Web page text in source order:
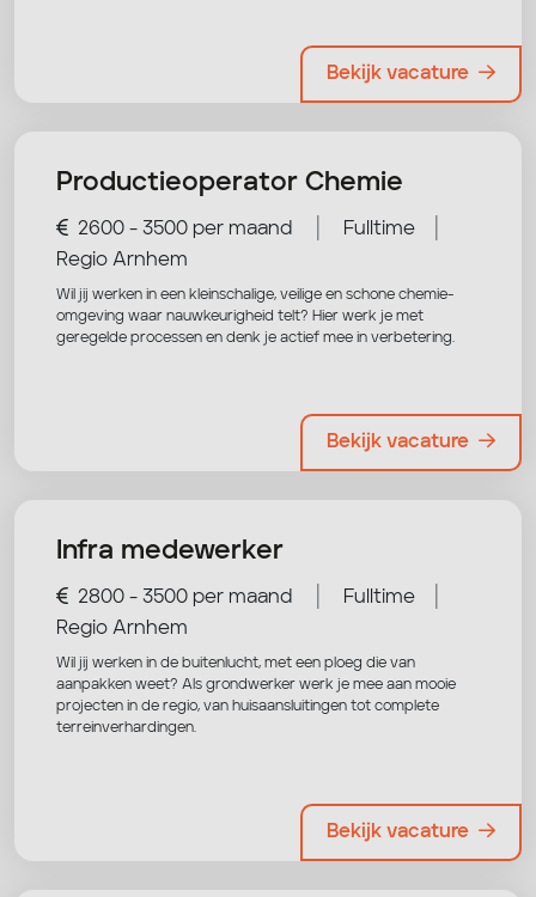
Bekijk vacature
Productieoperator Chemie
2600 - 3500 per maand Fulltime
Regio Arnhem
Wil jij werken in een kleinschalige, veilige en schone chemie-
omgeving waar nauwkeurigheid telt? Hier werk je met
geregelde processen en denk je actief mee in verbetering.
Bekijk vacature
Infra medewerker
2800 - 3500 per maand Fulltime
Regio Arnhem
Wil jij werken in de buitenlucht, met een ploeg die van
aanpakken weet? Als grondwerker werk je mee aan mooie
projecten in de regio, van huisaansluitingen tot complete
terreinverhardingen.
Bekijk vacature